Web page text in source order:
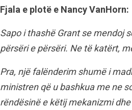
Fjala e plotë e Nancy VanHorn:
Sapo i thashë Grant se mendoj
përsëri e përsëri. Ne të katërt,
Pra, një falënderim shumë i
ministren që u bashkua me ne
rëndësinë e këtij mekanizmi